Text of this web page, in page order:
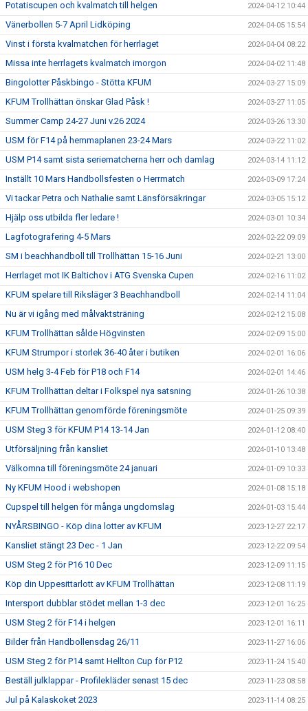
Potatiscupen och kvalmatch till helgen 2024-04-12 10:44
Vänerbollen 5-7 April Lidköping 2024-04-05 15:54
Vinst i första kvalmatchen för herrlaget 2024-04-04 08:22
Missa inte herrlagets kvalmatch imorgon 2024-04-02 11:48
Bingolotter Påskbingo - Stötta KFUM 2024-03-27 15:09
KFUM Trollhättan önskar Glad Påsk ! 2024-03-27 11:05
Summer Camp 24-27 Juni v.26 2024 2024-03-26 13:30
USM för F14 på hemmaplanen 23-24 Mars 2024-03-22 11:02
USM P14 samt sista seriematcherna herr och damlag 2024-03-14 11:12
Inställt 10 Mars Handbollsfesten o Herrmatch 2024-03-09 17:24
Vi tackar Petra och Nathalie samt Länsförsäkringar 2024-03-05 15:12
Hjälp oss utbilda fler ledare ! 2024-03-01 10:34
Lagfotografering 4-5 Mars 2024-02-22 09:09
SM i beachhandboll till Trollhättan 15-16 Juni 2024-02-21 13:00
Herrlaget mot IK Baltichov i ATG Svenska Cupen 2024-02-16 11:02
KFUM spelare till Riksläger 3 Beachhandboll 2024-02-14 11:04
Nu är vi igång med målvaktsträning 2024-02-12 15:08
KFUM Trollhättan sålde Högvinsten 2024-02-09 15:00
KFUM Strumpor i storlek 36-40 åter i butiken 2024-02-01 16:06
USM helg 3-4 Feb för P18 och F14 2024-02-01 14:46
KFUM Trollhättan deltar i Folkspel nya satsning 2024-01-26 10:38
KFUM Trollhättan genomförde föreningsmöte 2024-01-25 09:39
USM Steg 3 för KFUM P14 13-14 Jan 2024-01-12 08:40
Utförsäljning från kansliet 2024-01-10 13:48
Välkomna till föreningsmöte 24 januari 2024-01-09 10:33
Ny KFUM Hood i webshopen 2024-01-08 15:18
Cupspel till helgen för många ungdomslag 2024-01-03 15:44
NYÅRSBINGO - Köp dina lotter av KFUM 2023-12-27 22:17
Kansliet stängt 23 Dec - 1 Jan 2023-12-22 09:54
USM Steg 2 för P16 10 Dec 2023-12-09 11:15
Köp din Uppesittarlott av KFUM Trollhättan 2023-12-08 11:19
Intersport dubblar stödet mellan 1-3 dec 2023-12-01 16:25
USM Steg 2 för F14 i helgen 2023-12-01 16:11
Bilder från Handbollensdag 26/11 2023-11-27 16:06
USM Steg 2 för P14 samt Hellton Cup för P12 2023-11-24 15:40
Beställ julklappar - Profilekläder senast 15 dec 2023-11-23 08:58
Jul på Kalaskoket 2023 2023-11-14 08:25